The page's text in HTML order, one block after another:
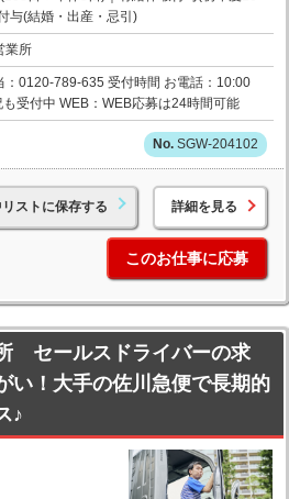
与(結婚・出産・忌引)
業所
：0120-789-635 受付時間 お電話：10:00
受付中 WEB：WEB応募は24時間可能
SGW-204102
ストに保存する 詳細を見る
このお仕事に応募
セールスドライバーの求
い！大手の佐川急便で長期的
♪